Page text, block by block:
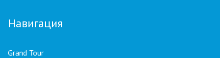
Навигация
Grand Tour